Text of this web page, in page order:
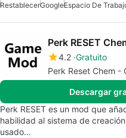
RestablecerGoogleEspacio De
4.2 Gratuito
Perk Reset Chem -
Descargar
Perk RESET es un mod que
habilidad al sistema de
usado…